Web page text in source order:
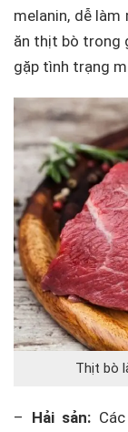
melanin, dễ làm
ăn thịt bò trong
gặp tình trạng
Thịt bò
– Hải sản: